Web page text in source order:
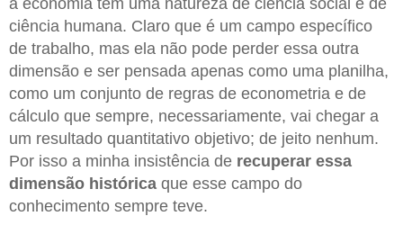
ciência humana. Claro que é um campo específico
de trabalho, mas ela não pode perder essa outra
dimensão e ser pensada apenas como uma planilha,
como um conjunto de regras de econometria e de
cálculo que sempre, necessariamente, vai chegar a
um resultado quantitativo objetivo; de jeito nenhum.
Por isso a minha insistência de recuperar essa
dimensão histórica que esse campo do
conhecimento sempre teve.